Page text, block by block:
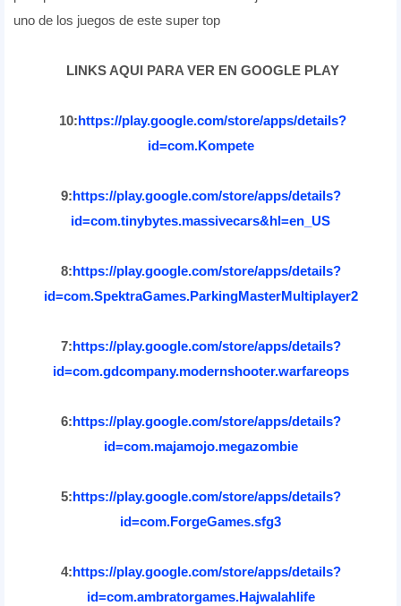
uno de los juegos de este super top
LINKS AQUI PARA VER EN GOOGLE PLAY
10:https://play.google.com/store/apps/details?
id=com.Kompete
9:https://play.google.com/store/apps/details?
id=com.tinybytes.massivecars&hl=en_US
8:https://play.google.com/store/apps/details?
id=com.SpektraGames.ParkingMasterMultiplayer2
7:https://play.google.com/store/apps/details?
id=com.gdcompany.modernshooter.warfareops
6:https://play.google.com/store/apps/details?
id=com.majamojo.megazombie
5:https://play.google.com/store/apps/details?
id=com.ForgeGames.sfg3
4:https://play.google.com/store/apps/details?
id=com.ambratorgames.Hajwalahlife